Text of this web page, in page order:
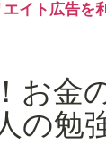
イト広告を
お金
の勉